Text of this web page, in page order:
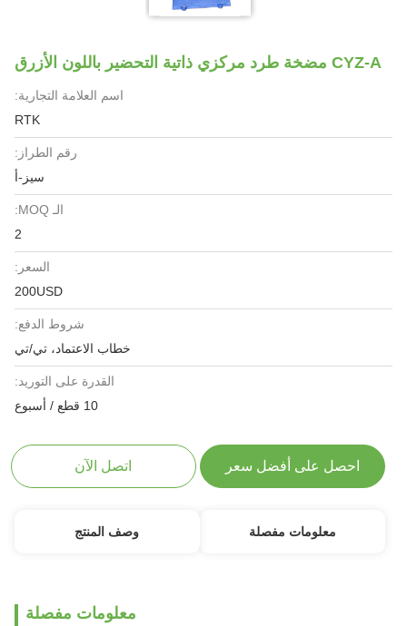
CYZ-A مضخة طرد مركزي ذاتية التحضير باللون الأزرق
اسم العلامة التجارية:
RTK
رقم الطراز:
سيز-أ
الـ MOQ:
2
السعر:
200USD
شروط الدفع:
خطاب الاعتماد، تي/تي
القدرة على التوريد:
10 قطع / أسبوع
احصل على أفضل سعر اتصل الآن
معلومات مفصلة وصف المنتج
معلومات مفصلة